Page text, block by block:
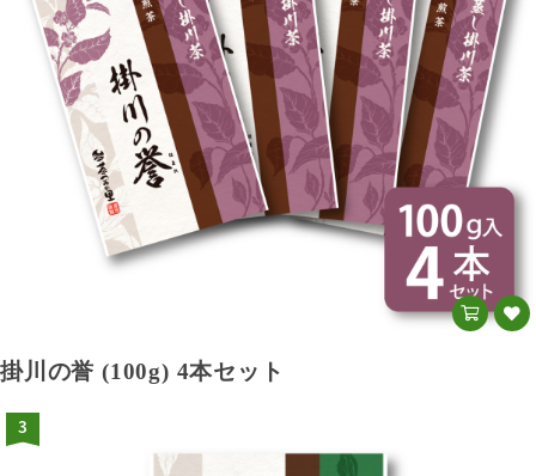
掛川の誉 (100g) 4本セット
3